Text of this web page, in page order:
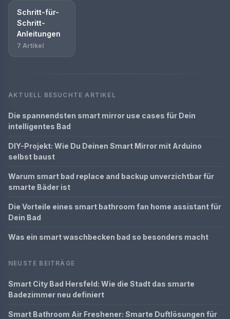
Schritt-für-
Schritt-
Anleitungen
7 Artikel
AKTUELL BESUCHTE ARTIKEL
Die spannendsten smart mirror use cases für Dein
intelligentes Bad
DIY-Projekt: Wie Du Deinen Smart Mirror mit Arduino
selbst baust
Warum smart bad replace and backup unverzichtbar für
smarte Bäder ist
Die Vorteile eines smart bathroom fan home assistant für
Dein Bad
Was ein smart waschbecken bad so besonders macht
NEUSTE BEITRÄGE
Smart City Bad Hersfeld: Wie die Stadt das smarte
Badezimmer neu definiert
Smart Bathroom Air Freshener: Smarte Duftlösungen für